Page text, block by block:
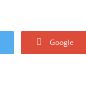
Google